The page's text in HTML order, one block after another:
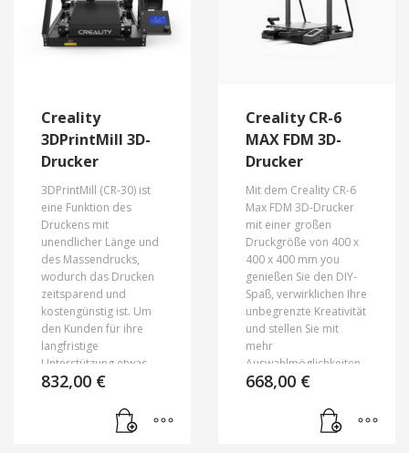
Creality
3DPrintMill 3D-
Drucker
3DPrintMill (CR-30) ist
eine Funktion des
Druckens mit
unendlicher Länge und
des Massendrucks,
wodurch das Drucken
zeitsparend und
kostengünstig ist. Um
den Kunden für ihre
langfristige
Unterstützung etwas
zurückzugeben,
zweite Crowdfunding-
Kampagne auf der
832,00 €
Creality CR-6
MAX FDM 3D-
Drucker
Mit dem Creality CR-6
Max FDM 3D-Drucker
mit einer großen
Druckgröße von 400 x
400 x 400 mm you
genießen Sie den DIY-
Spaß, verwirklichen Ihre
unbegrenzte Kreativität
und stellen Sie mit
mehr
Auswahlmöglichkeiten
zufrieden.
668,00 €